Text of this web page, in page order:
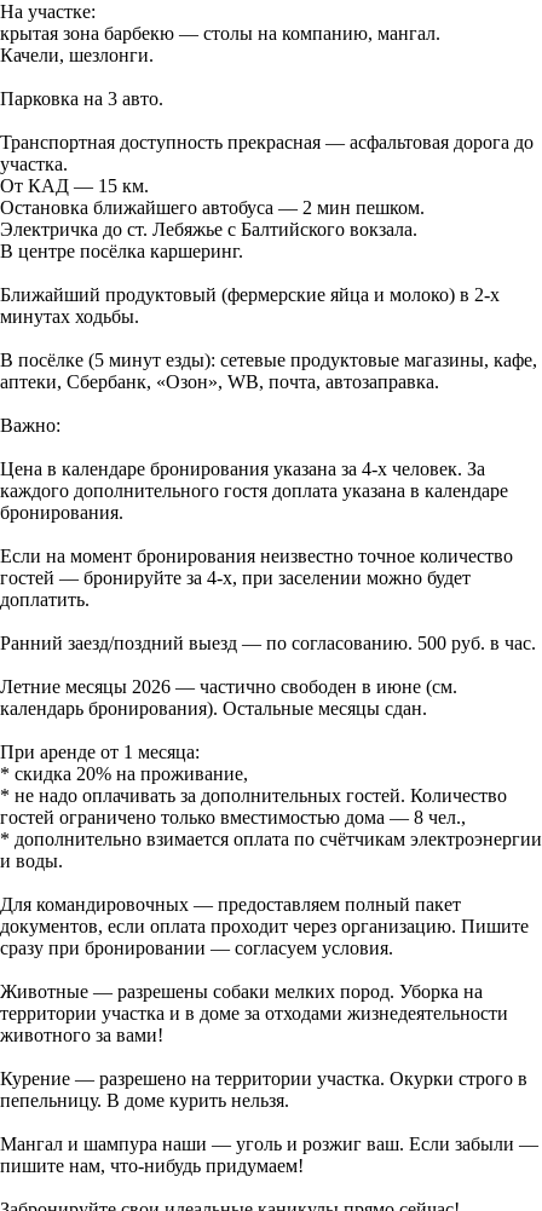
На участке:
крытая зона барбекю — столы на компанию, мангал.
Качели, шезлонги.
Парковка на 3 авто.
Транспортная доступность прекрасная — асфальтовая дорога до
участка.
От КАД — 15 км.
Остановка ближайшего автобуса — 2 мин пешком.
Электричка до ст. Лебяжье с Балтийского вокзала.
В центре посёлка каршеринг.
Ближайший продуктовый (фермерские яйца и молоко) в 2-х
минутах ходьбы.
В посёлке (5 минут езды): сетевые продуктовые магазины, кафе,
аптеки, Сбербанк, «Озон», WB, почта, автозаправка.
Важно:
Цена в календаре бронирования указана за 4-х человек. За
каждого дополнительного гостя доплата указана в календаре
бронирования.
Если на момент бронирования неизвестно точное количество
гостей — бронируйте за 4-х, при заселении можно будет
доплатить.
Ранний заезд/поздний выезд — по согласованию. 500 руб. в час.
Летние месяцы 2026 — частично свободен в июне (см.
календарь бронирования). Остальные месяцы сдан.
При аренде от 1 месяца:
* скидка 20% на проживание,
* не надо оплачивать за дополнительных гостей. Количество
гостей ограничено только вместимостью дома — 8 чел.,
* дополнительно взимается оплата по счётчикам электроэнергии
и воды.
Для командировочных — предоставляем полный пакет
документов, если оплата проходит через организацию. Пишите
сразу при бронировании — согласуем условия.
Животные — разрешены собаки мелких пород. Уборка на
территории участка и в доме за отходами жизнедеятельности
животного за вами!
Курение — разрешено на территории участка. Окурки строго в
пепельницу. В доме курить нельзя.
Мангал и шампура наши — уголь и розжиг ваш. Если забыли —
пишите нам, что-нибудь придумаем!